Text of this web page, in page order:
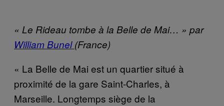
« Le Rideau tombe à la Belle de Mai… » par
William Bunel (France)
« La Belle de Mai est un quartier situé à
proximité de la gare Saint-Charles, à
Marseille. Longtemps siège de la